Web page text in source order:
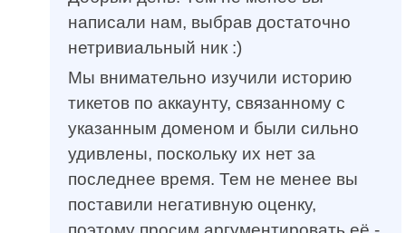
написали нам, выбрав достаточно
нетривиальный ник :)
Мы внимательно изучили историю
тикетов по аккаунту, связанному с
указанным доменом и были сильно
удивлены, поскольку их нет за
последнее время. Тем не менее вы
поставили негативную оценку,